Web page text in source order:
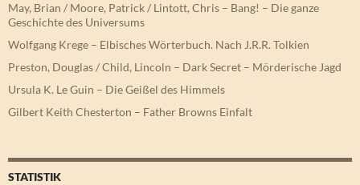
May, Brian / Moore, Patrick / Lintott, Chris – Bang! – Die ganze
Geschichte des Universums
Wolfgang Krege – Elbisches Wörterbuch. Nach J.R.R. Tolkien
Preston, Douglas / Child, Lincoln – Dark Secret – Mörderische Jagd
Ursula K. Le Guin – Die Geißel des Himmels
Gilbert Keith Chesterton – Father Browns Einfalt
STATISTIK